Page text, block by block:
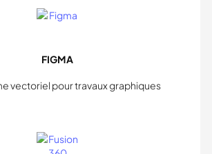
FIGMA
vectoriel pour travaux graphiques